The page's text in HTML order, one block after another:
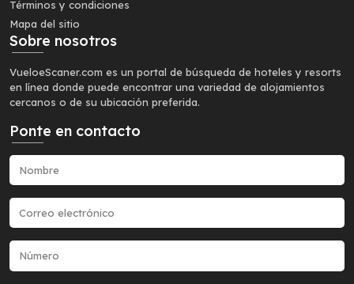
Términos y condiciones
Mapa del sitio
Sobre nosotros
VueloeScaner.com es un portal de búsqueda de hoteles y resorts
en línea donde puede encontrar una variedad de alojamientos
cercanos o de su ubicación preferida.
Ponte en contacto